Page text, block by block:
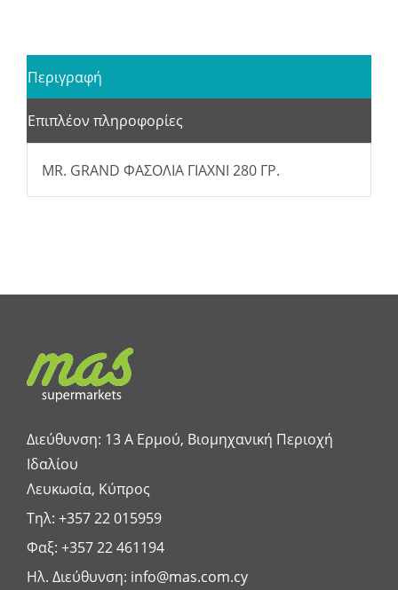
Περιγραφή
Επιπλέον πληροφορίες
MR. GRAND ΦΑΣΟΛΙΑ ΓΙΑΧΝΙ 280 ΓΡ.
Διεύθυνση: 13 A Ερμού, Βιομηχανική Περιοχή
Ιδαλίου
Λευκωσία, Κύπρος
Τηλ: +357 22 015959
Φαξ: +357 22 461194
Ηλ. Διεύθυνση: info@mas.com.cy